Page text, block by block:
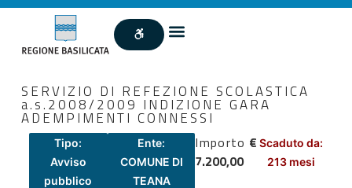
SERVIZIO DI REFEZIONE SCOLASTICA
a.s.2008/2009 INDIZIONE GARA
ADEMPIMENTI CONNESSI
Tipo:
Avviso
pubblico
Ente:
COMUNE DI
TEANA
Importo €
7.200,00
Scaduto da:
213 mesi